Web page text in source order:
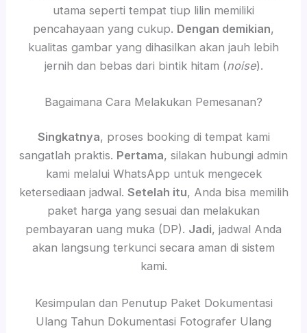
utama seperti tempat tiup lilin memiliki
pencahayaan yang cukup. Dengan demikian,
kualitas gambar yang dihasilkan akan jauh lebih
jernih dan bebas dari bintik hitam (noise).
Bagaimana Cara Melakukan Pemesanan?
Singkatnya, proses booking di tempat kami
sangatlah praktis. Pertama, silakan hubungi admin
kami melalui WhatsApp untuk mengecek
ketersediaan jadwal. Setelah itu, Anda bisa memilih
paket harga yang sesuai dan melakukan
pembayaran uang muka (DP). Jadi, jadwal Anda
akan langsung terkunci secara aman di sistem
kami.
Kesimpulan dan Penutup Paket Dokumentasi
Ulang Tahun Dokumentasi Fotografer Ulang